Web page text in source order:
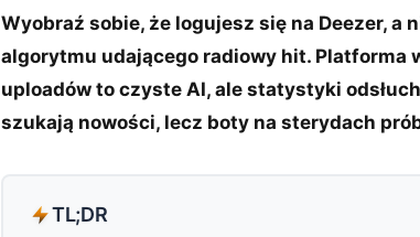
Wyobraź sobie, że logujesz się na Deezer, a
algorytmu udającego radiowy hit. Platforma
uploadów to czyste AI, ale statystyki
szukają nowości, lecz boty na sterydach
TL;DR